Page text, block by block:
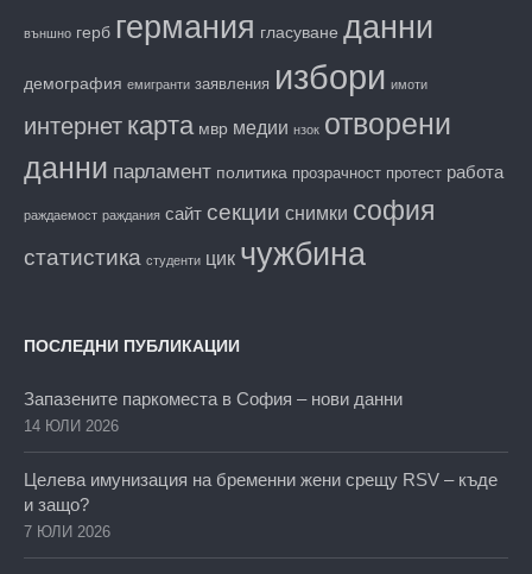
външно герб германия гласуване данни
демография емигранти заявления избори имоти
интернет карта мвр медии нзок отворени
данни парламент политика прозрачност протест работа
раждаемост раждания сайт секции снимки софия
статистика студенти цик чужбина
ПОСЛЕДНИ ПУБЛИКАЦИИ
Запазените паркоместа в София – нови данни
14 ЮЛИ 2026
Целева имунизация на бременни жени срещу RSV – къде
и защо?
7 ЮЛИ 2026